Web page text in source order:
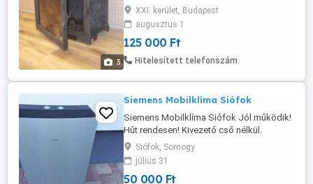
3
Osztály A,Szélesség 62cm, Magaság 73,1
cm ,Súly 125 kg,Teljesiímény 15 kw, Fa
Hasább Hosszúsága Előre 35cm, Oldara
Fordiított Fa Hasább .Husszusága 50
cm.Garancia 2 Év.
XXI. kerület, Budapest
augusztus 1
125 000 Ft
Hitelesített telefonszám
Siemens Mobilklíma Siófok
Siemens Mobilklíma Siófok Jól működik!
Hűt rendesen! Kivezető cső nélkül.
Előreutalással postázhatom. Ne írj! Hívj
telefonon! 0 6 7 0 5 3 3 0 0 6 6
Siófok, Somogy
július 31
50 000 Ft